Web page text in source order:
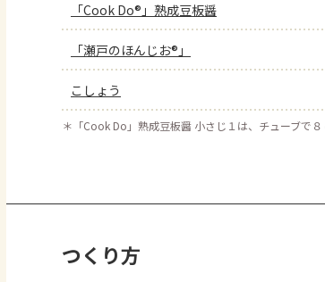
「Cook Do®」熟成豆板醤
「瀬戸のほんじお®」
こしょう
＊ 「Cook Do」熟成豆板醤 小さじ１は、チューブで８
つくり方